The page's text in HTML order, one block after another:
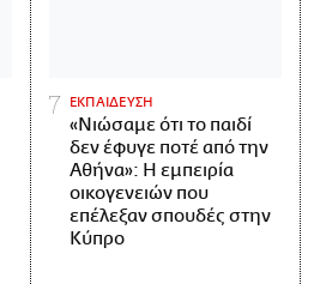
ΕΚΠΑΙΔΕΥΣΗ
«Νιώσαμε ότι το παιδί
δεν έφυγε ποτέ από την
Αθήνα»: Η εμπειρία
οικογενειών που
επέλεξαν σπουδές στην
Κύπρο